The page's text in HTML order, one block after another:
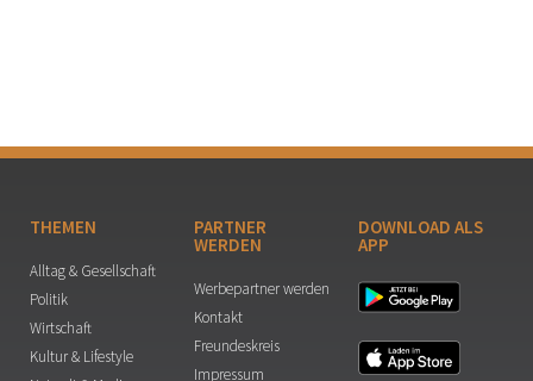
THEMEN
Alltag & Gesellschaft
Politik
Wirtschaft
Kultur & Lifestyle
PARTNER
WERDEN
Werbepartner werden
Kontakt
Freundeskreis
Impressum
DOWNLOAD ALS
APP